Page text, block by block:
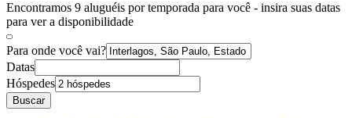
Encontramos 9 aluguéis por temporada para você - insira suas datas
para ver a disponibilidade
Para onde você vai?
Datas
Hóspedes
Buscar